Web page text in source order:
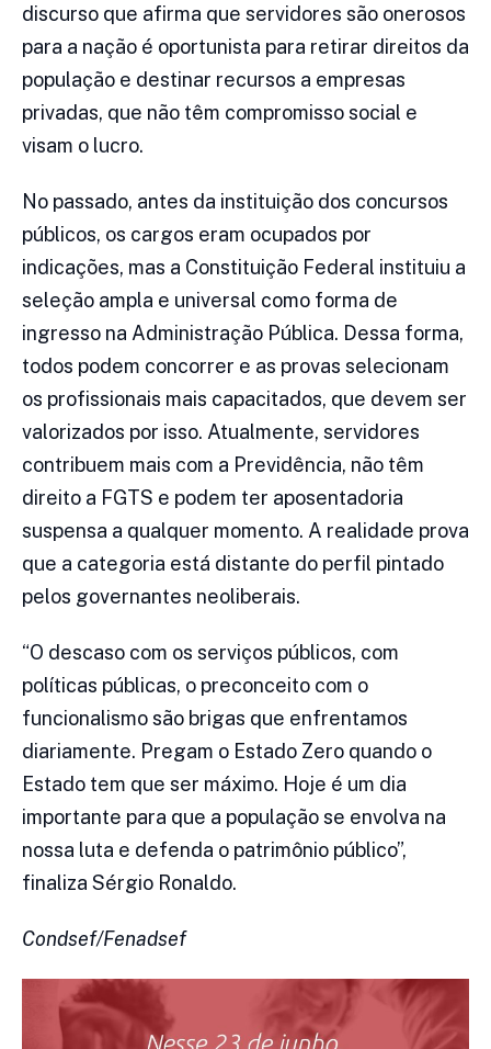
discurso que afirma que servidores são onerosos
para a nação é oportunista para retirar direitos da
população e destinar recursos a empresas
privadas, que não têm compromisso social e
visam o lucro.
No passado, antes da instituição dos concursos
públicos, os cargos eram ocupados por
indicações, mas a Constituição Federal instituiu a
seleção ampla e universal como forma de
ingresso na Administração Pública. Dessa forma,
todos podem concorrer e as provas selecionam
os profissionais mais capacitados, que devem ser
valorizados por isso. Atualmente, servidores
contribuem mais com a Previdência, não têm
direito a FGTS e podem ter aposentadoria
suspensa a qualquer momento. A realidade prova
que a categoria está distante do perfil pintado
pelos governantes neoliberais.
“O descaso com os serviços públicos, com
políticas públicas, o preconceito com o
funcionalismo são brigas que enfrentamos
diariamente. Pregam o Estado Zero quando o
Estado tem que ser máximo. Hoje é um dia
importante para que a população se envolva na
nossa luta e defenda o patrimônio público”,
finaliza Sérgio Ronaldo.
Condsef/Fenadsef